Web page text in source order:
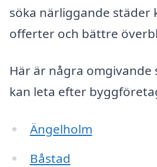
söka närliggande städer
offerter och bättre
Här är några omgivande
kan leta efter
Ängelholm
Båstad